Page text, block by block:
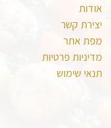
אודות
יצירת קשר
מפת אתר
מדיניות פרטיות
תנאי שימוש